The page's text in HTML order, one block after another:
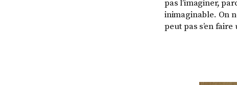
pas l’imaginer,
inimaginable. On
peut pas s’en